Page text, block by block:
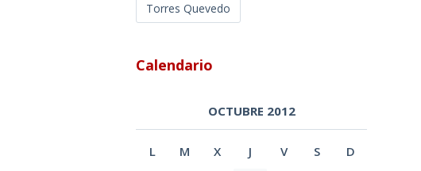
Torres Quevedo
Calendario
OCTUBRE 2012
L M X J V S D